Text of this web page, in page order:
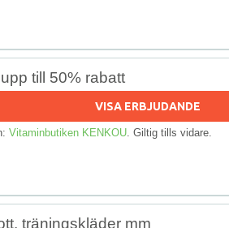
till 50% rabatt
VISA ERBJUDANDE
Vitaminbutiken KENKOU . Giltig tills vidare.
träningskläder mm